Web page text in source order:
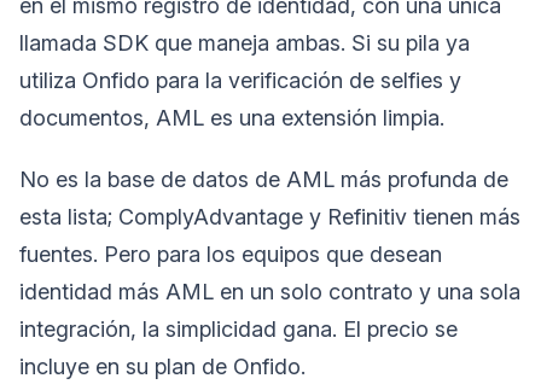
llamada SDK que maneja ambas. Si su pila ya
utiliza Onfido para la verificación de selfies y
documentos, AML es una extensión limpia.
No es la base de datos de AML más profunda de
esta lista; ComplyAdvantage y Refinitiv tienen más
fuentes. Pero para los equipos que desean
identidad más AML en un solo contrato y una sola
integración, la simplicidad gana. El precio se
incluye en su plan de Onfido.